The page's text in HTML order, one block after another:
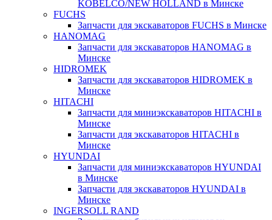
KOBELCO/NEW HOLLAND в Минске
FUCHS
Запчасти для экскаваторов FUCHS в Минске
HANOMAG
Запчасти для экскаваторов HANOMAG в
Минске
HIDROMEK
Запчасти для экскаваторов HIDROMEK в
Минске
HITACHI
Запчасти для миниэкскаваторов HITACHI в
Минске
Запчасти для экскаваторов HITACHI в
Минске
HYUNDAI
Запчасти для миниэкскаваторов HYUNDAI
в Минске
Запчасти для экскаваторов HYUNDAI в
Минске
INGERSOLL RAND